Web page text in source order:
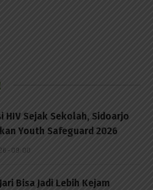
HIV Sejak Sekolah, Sidoarjo
Youth Safeguard 2026
- 09:00
Bisa Jadi Lebih Kejam